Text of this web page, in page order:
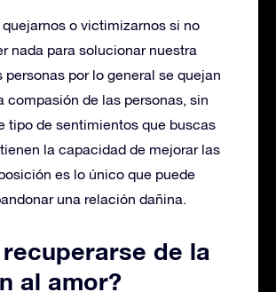
o victimizarnos si no
nada para solucionar nuestra
personas por lo general se quejan
compasión de las personas, sin
tipo de sentimientos que buscas
la capacidad de mejorar las
es lo único que puede
una relación dañina.
de la
al amor?